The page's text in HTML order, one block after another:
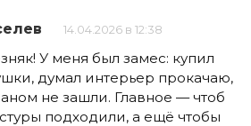
14.04.2026 в 12:38
У меня был замес: купил
думал интерьер прокачаю,
не зашли. Главное — чтоб
подходили, а ещё чтобы